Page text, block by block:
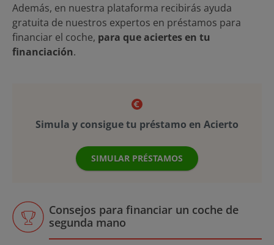
Además, en nuestra plataforma recibirás ayuda
gratuita de nuestros expertos en préstamos para
financiar el coche, para que aciertes en tu
financiación.
Simula y consigue tu préstamo en Acierto
SIMULAR PRÉSTAMOS
Consejos para financiar un coche de
segunda mano